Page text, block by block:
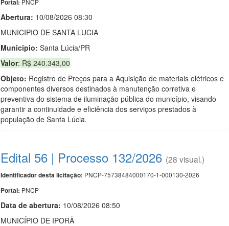
Portal: PNCP
Abertura: 10/08/2026 08:30
MUNICIPIO DE SANTA LUCIA
Municipio: Santa Lúcia/PR
Valor: R$ 240.343,00
Objeto: Registro de Preços para a Aquisição de materiais elétricos e
componentes diversos destinados à manutenção corretiva e
preventiva do sistema de iluminação pública do município, visando
garantir a continuidade e eficiência dos serviços prestados à
população de Santa Lúcia.
Edital 56 | Processo 132/2026 (28 visual.)
Identificador desta licitação: PNCP-75738484000170-1-000130-2026
Portal: PNCP
Data de abertura: 10/08/2026 08:50
MUNICÍPIO DE IPORÃ